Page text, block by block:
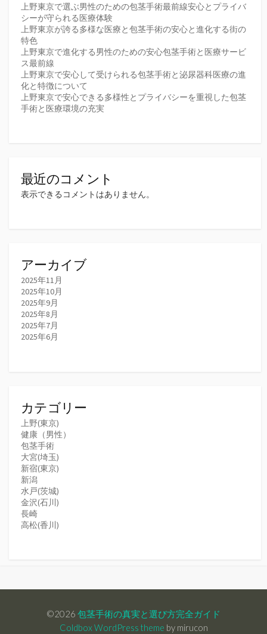
上野東京で選ぶ男性のための包茎手術最前線安心とプライバ
シーが守られる医療体験
上野東京が誇る多様な医療と包茎手術の安心と進化する街の
特色
上野東京で進化する男性のための安心包茎手術と医療サービ
ス最前線
上野東京で安心して受けられる包茎手術と泌尿器科医療の進
化と特徴について
上野東京で安心できる多様性とプライバシーを重視した包茎
手術と医療環境の充実
最近のコメント
表示できるコメントはありません。
アーカイブ
2025年11月
2025年10月
2025年9月
2025年8月
2025年7月
2025年6月
カテゴリー
上野(東京)
健康（男性）
包茎手術
大宮(埼玉)
新宿(東京)
新潟
水戸(茨城)
金沢(石川)
長崎
高松(香川)
©2026 包茎手術の真実と選び方完全ガイド
Coldbox WordPress theme by mirucon